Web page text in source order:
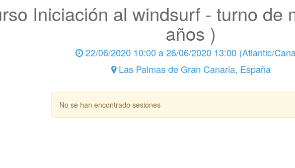
Iniciación al windsurf - turno de
años )
22/06/2020 10:00 a26/06/2020 13:00 (Atlantic/
Las Palmas de Gran Canaria, España
No se han encontrado sesiones